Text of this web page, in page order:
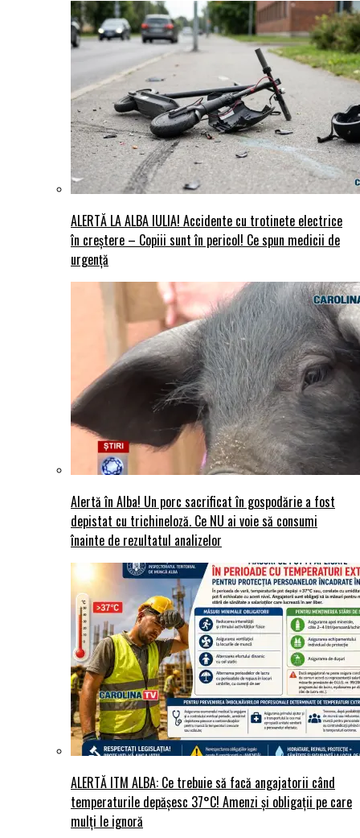
ALERTĂ LA ALBA IULIA! Accidente cu trotinete electrice
în creștere – Copiii sunt în pericol! Ce spun medicii de
urgență
Alertă în Alba! Un porc sacrificat în gospodărie a fost
depistat cu trichineloză. Ce NU ai voie să consumi
înainte de rezultatul analizelor
ALERTĂ ITM ALBA: Ce trebuie să facă angajatorii când
temperaturile depășesc 37°C! Amenzi și obligații pe care
mulți le ignoră